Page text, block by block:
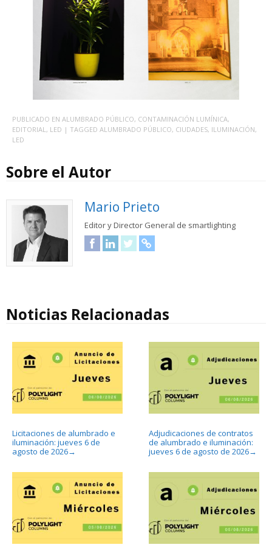
PUBLICADO EN ALUMBRADO PÚBLICO, CONTAMINACIÓN LUMÍNICA,
EDITORIAL , LED | TAGGED ALUMBRADO PÚBLICO, CIUDADES, ILUMINACIÓN,
LED
Sobre el Autor
Mario Prieto
Editor y Director General de smartlighting
FacebookLinkedInTwitter
Noticias Relacionadas
Licitaciones de alumbrado e
iluminación: jueves 6 de
agosto de 2026→
Adjudicaciones de contratos
de alumbrado e iluminación:
jueves 6 de agosto de 2026→